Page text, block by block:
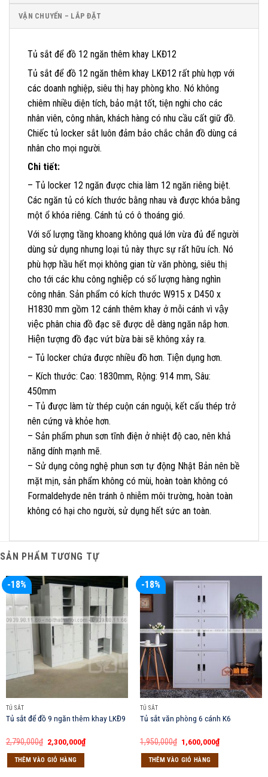
VẬN CHUYỂN – LẮP ĐẶT
Tủ sắt để đồ 12 ngăn thêm khay LKĐ12
Tủ sắt để đồ 12 ngăn thêm khay LKĐ12 rất phù hợp với
các doanh nghiệp, siêu thị hay phòng kho. Nó không
chiêm nhiều diện tích, bảo mật tốt, tiện nghi cho các
nhân viên, công nhân, khách hàng có nhu cầu cất giữ đồ.
Chiếc tủ locker sắt luôn đảm bảo chắc chắn đồ dùng cá
nhân cho mọi người.
Chi tiết:
– Tủ locker 12 ngăn được chia làm 12 ngăn riêng biệt.
Các ngăn tủ có kích thước bằng nhau và được khóa bằng
một ổ khóa riêng. Cánh tủ có ô thoáng gió.
Với số lượng tầng khoang không quá lớn vừa đủ để người
dùng sử dụng nhưng loại tủ này thực sự rất hữu ích. Nó
phù hợp hầu hết mọi không gian từ văn phòng, siêu thị
cho tới các khu công nghiệp có số lượng hàng nghìn
công nhân. Sản phẩm có kích thước W915 x D450 x
H1830 mm gồm 12 cánh thêm khay ở mỗi cánh vì vậy
việc phân chia đồ đạc sẽ được dễ dàng ngăn nắp hơn.
Hiện tượng đồ đạc vứt bừa bài sẽ không xảy ra.
– Tủ locker chứa được nhiều đồ hơn. Tiện dụng hơn.
– Kích thước: Cao: 1830mm, Rộng: 914 mm, Sâu:
450mm
– Tủ được làm từ thép cuộn cán nguội, kết cấu thép trở
nên cứng và khỏe hơn.
– Sản phẩm phun sơn tĩnh điện ở nhiệt độ cao, nên khả
năng dính mạnh mẽ.
– Sử dụng công nghệ phun sơn tự động Nhật Bản nên bề
mặt mịn, sản phẩm không có mùi, hoàn toàn không có
Formaldehyde nên tránh ô nhiễm môi trường, hoàn toàn
không có hại cho người, sử dụng hết sức an toàn.
SẢN PHẨM TƯƠNG TỰ
-18%
TỦ SẮT
Tủ sắt để đồ 9 ngăn thêm khay LKĐ9
2,790,000₫ Giá
gốc
là:
2,790,000₫.
2,300,000₫Giá
hiện
THÊM VÀO GIỎ HÀNG
-18%
TỦ SẮT
Tủ sắt văn phòng 6 cánh K6
1,950,000₫ Giá
gốc
là:
1,950,000₫.
1,600,000₫Giá
hiện
THÊM VÀO GIỎ HÀNG